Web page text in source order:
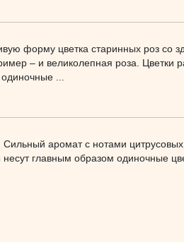
форму цветка старинных роз со
– и великолепная роза. Цветки
одиночные ...
аромат с нотами
главным образом одиночные